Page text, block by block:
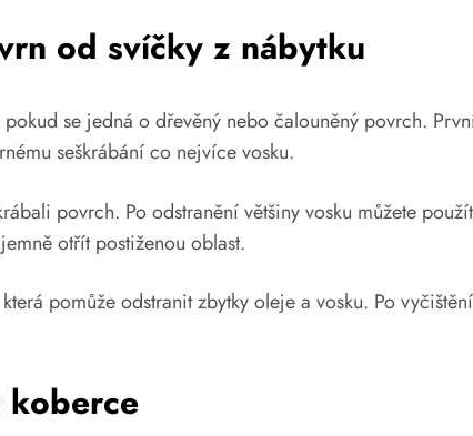
od svíčky z nábytku
se jedná o dřevěný nebo čalouněný povrch.
seškrábání co nejvíce vosku.
povrch. Po odstranění většiny vosku můžete
otřít postiženou oblast.
pomůže odstranit zbytky oleje a vosku. Po
koberce